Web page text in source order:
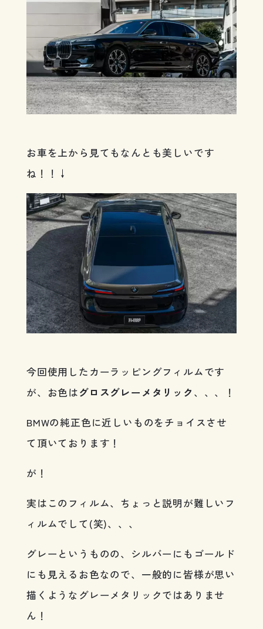
お車を上から見てもなんとも美しいです
ね！！↓
今回使用したカーラッピングフィルムです
が、お色はグロスグレーメタリック 、、、！
BMWの純正色に近しいものをチョイスさせ
て頂いております！
が！
実はこのフィルム、ちょっと説明が難しいフ
ィルムでして(笑)、、、
グレーというものの、シルバーにもゴールド
にも見えるお色なので、一般的に皆様が思い
描くようなグレーメタリックではありませ
ん！